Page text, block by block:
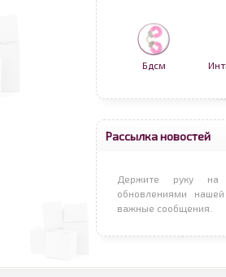
Бдсм
Рассылка новостей
Держите руку на
обновлениями
важные сообщения.